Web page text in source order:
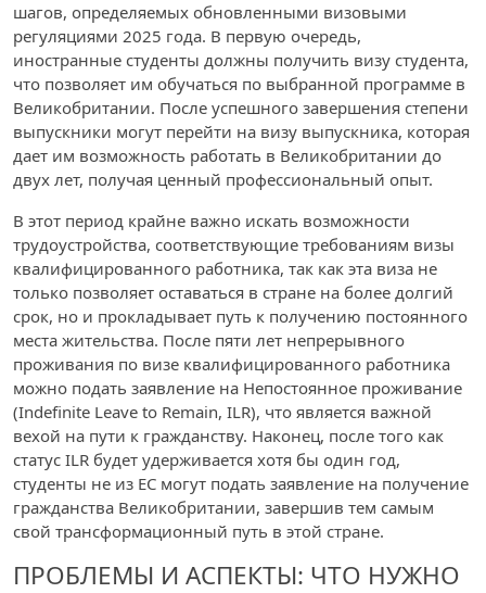
шагов, определяемых обновленными визовыми
регуляциями 2025 года. В первую очередь,
иностранные студенты должны получить визу студента,
что позволяет им обучаться по выбранной программе в
Великобритании. После успешного завершения степени
выпускники могут перейти на визу выпускника, которая
дает им возможность работать в Великобритании до
двух лет, получая ценный профессиональный опыт.
В этот период крайне важно искать возможности
трудоустройства, соответствующие требованиям визы
квалифицированного работника, так как эта виза не
только позволяет оставаться в стране на более долгий
срок, но и прокладывает путь к получению постоянного
места жительства. После пяти лет непрерывного
проживания по визе квалифицированного работника
можно подать заявление на Непостоянное проживание
(Indefinite Leave to Remain, ILR), что является важной
вехой на пути к гражданству. Наконец, после того как
статус ILR будет удерживается хотя бы один год,
студенты не из ЕС могут подать заявление на получение
гражданства Великобритании, завершив тем самым
свой трансформационный путь в этой стране.
ПРОБЛЕМЫ И АСПЕКТЫ: ЧТО НУЖНО